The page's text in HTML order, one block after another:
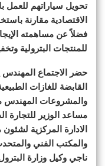
تحويل سياراتهم للعمل
الاقتصادية مقارنة
فضلاً عن مساهمته
للمنتجات البترولية
حضر الاجتماع
القابضة للغازات
والمشروعات المهندس
مساعد الوزير للتجارة
الادارة المركزية
والمكتب الفني
ناجي وكيل وزارة